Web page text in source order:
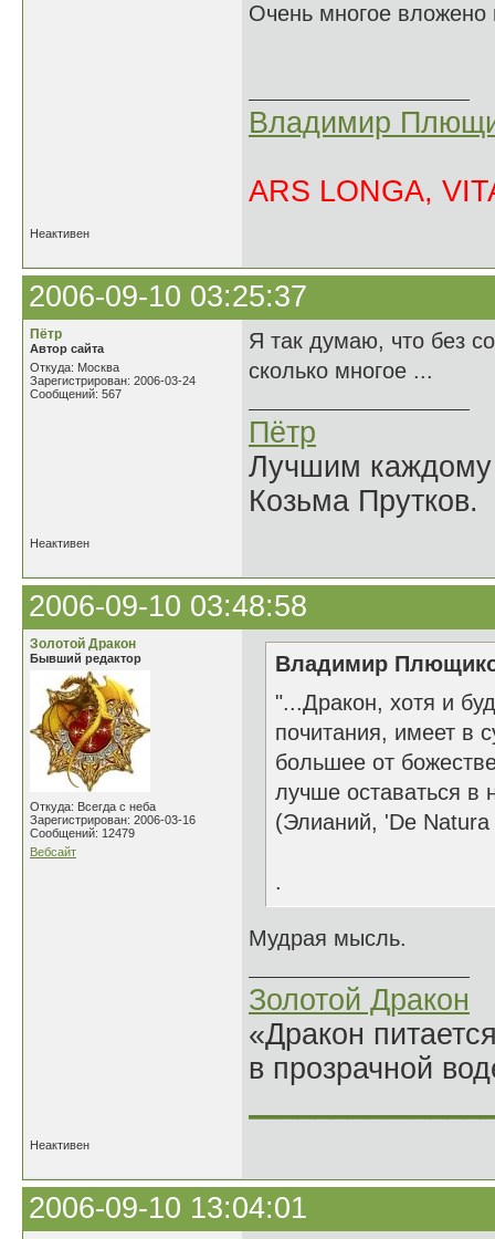
Очень многое вложено
Владимир
ARS LONGA,
Неактивен
2006-09-10 03:25:37
Пётр
Автор сайта
Откуда: Москва
Зарегистрирован: 2006-03-24
Сообщений: 567
Я так думаю, что без
сколько многое ...
Пётр
Лучшим каждому
Козьма Прутков.
Неактивен
2006-09-10 03:48:58
Золотой Дракон
Бывший редактор
Откуда: Всегда с неба
Зарегистрирован: 2006-03-16
Сообщений: 12479
Вебсайт
Владимир
"...Дракон, хотя и
почитания, имеет в
большее от
лучше оставаться в
(Элианий, 'De Natura
.
Мудрая мысль.
Золотой Дракон
«Дракон
в прозрачной
Неактивен
2006-09-10 13:04:01